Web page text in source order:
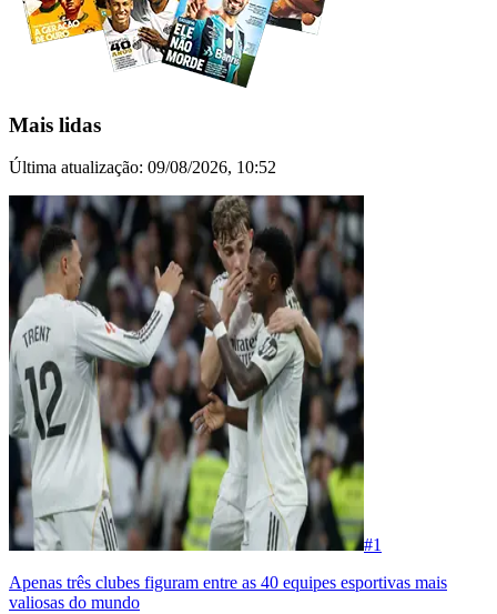
Mais lidas
Última atualização: 09/08/2026, 10:52
#1
Apenas três clubes figuram entre as 40 equipes esportivas mais
valiosas do mundo